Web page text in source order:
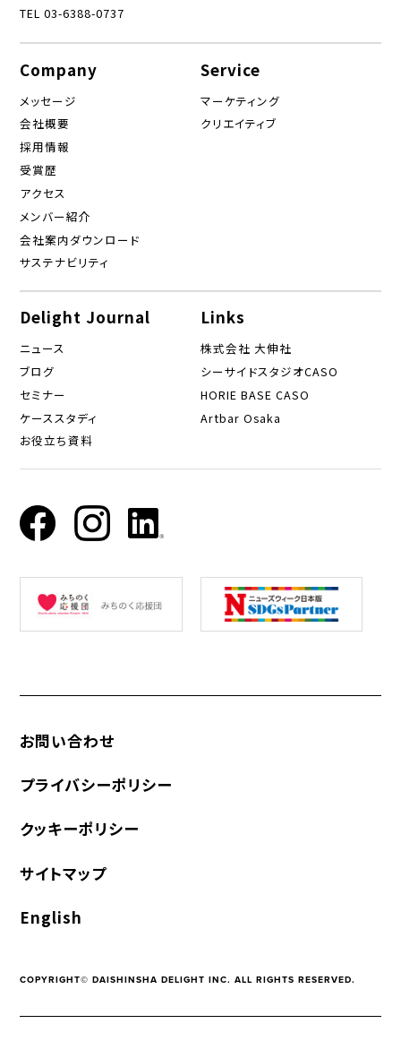
TEL 03-6388-0737
Company
メッセージ
会社概要
採用情報
受賞歴
アクセス
メンバー紹介
会社案内ダウンロード
サステナビリティ
Service
マーケティング
クリエイティブ
Delight Journal
ニュース
ブログ
セミナー
ケーススタディ
お役立ち資料
Links
株式会社 大伸社
シーサイドスタジオCASO
HORIE BASE CASO
Artbar Osaka
お問い合わせ
プライバシーポリシー
クッキーポリシー
サイトマップ
English
COPYRIGHT© DAISHINSHA DELIGHT INC. ALL RIGHTS RESERVED.